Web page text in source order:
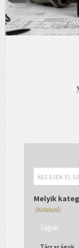
Melyik
(Kötelező)
Tagok